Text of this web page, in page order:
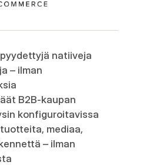
natiiveja
– ilman
B2B-kaupan
konfiguroitavissa
mediaa,
– ilman